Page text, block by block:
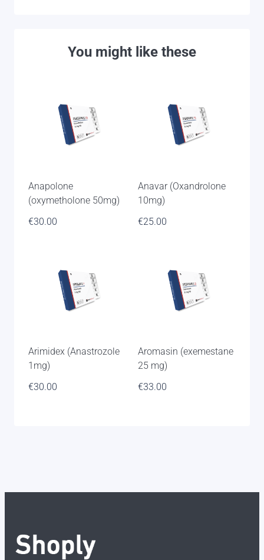
You might like these
Anapolone
(oxymetholone 50mg)
€30.00
Anavar (Oxandrolone
10mg)
€25.00
Arimidex (Anastrozole
1mg)
€30.00
Aromasin (exemestane
25 mg)
€33.00